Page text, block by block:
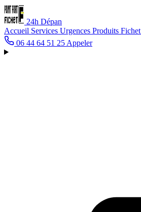
24h Dépan
Accueil Services Urgences Produits Fichet
06 44 64 51 25 Appeler